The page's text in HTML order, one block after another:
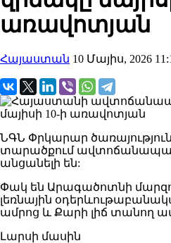
առավոտյան
Հայաստան 10 Մայիս, 2026
ՆԳՆ Փրկարար
տարածքում
անցանելի են:
Փակ են Արագածոտնի
լեռնային
ամրոց և Քարի լիճ տանող
Լարսի մասին